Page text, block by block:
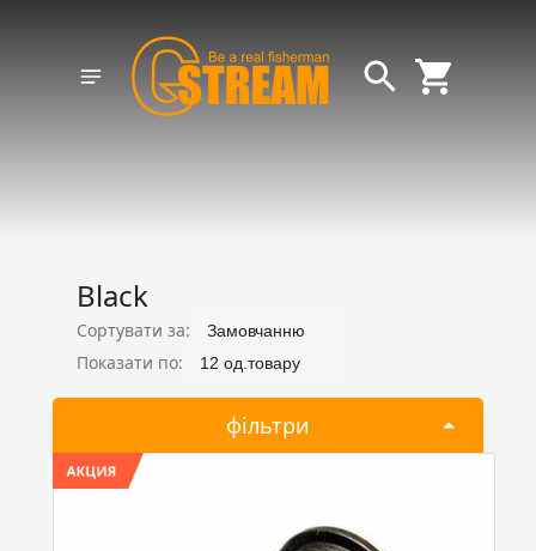
Black
Сортувати за: Замовчанню
Показати по: 12 од.товару
фільтри